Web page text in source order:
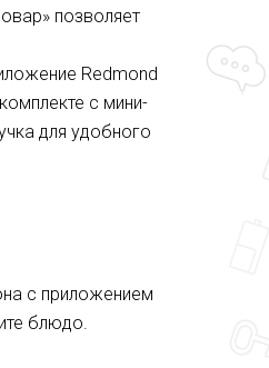
позволяет
Redmond
с мини-
для удобного
с приложением
блюдо.